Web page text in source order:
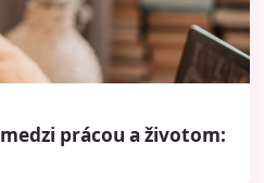
prácou a životom: